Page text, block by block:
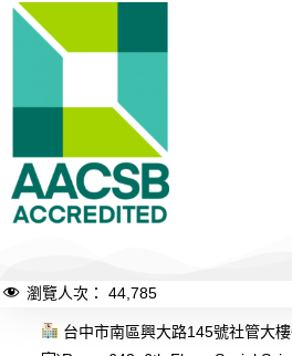
瀏覽人次： 44,785
台中市南區興大路145號社管大